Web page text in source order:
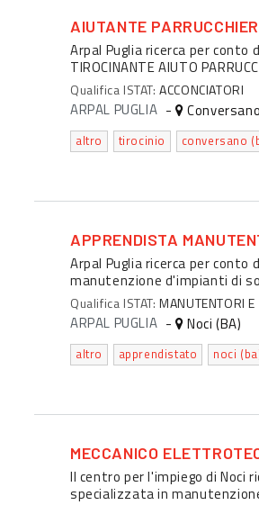
AIUTANTE
Arpal Puglia ricerca per conto
TIROCINANTE AIUTO
Qualifica ISTAT: ACCONCIATORI
ARPAL PUGLIA -
altro tirocinio conversano
APPRENDISTA
Arpal Puglia ricerca per conto
manutenzione d'impianti di
Qualifica ISTAT: MANUTENTORI
ARPAL PUGLIA - Noci (BA)
altro apprendistato noci
MECCANICO
Il centro per l'impiego di Noci
specializzata in manutenzione